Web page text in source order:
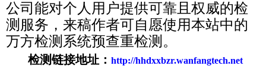
公司能对个人用户提供可靠且权威的检
测服务，来稿作者可自愿使用本站中的
万方检测系统预查重检测。
检测链接地址： http://hhdxxbzr.wanfangtech.net